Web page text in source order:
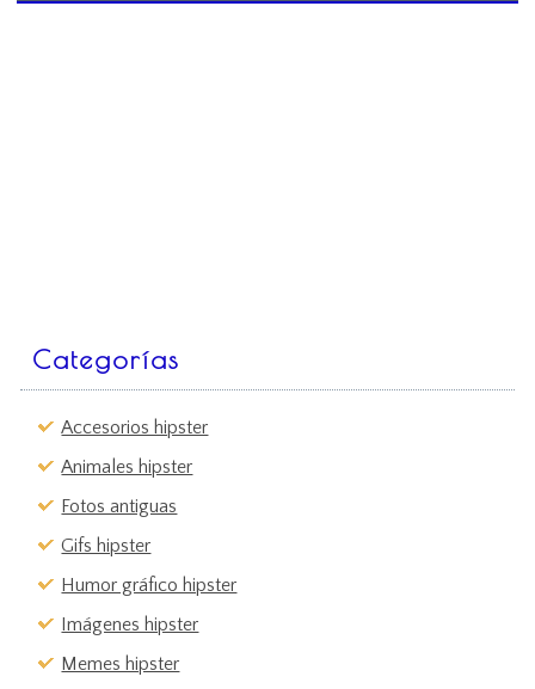
Categorías
Accesorios hipster
Animales hipster
Fotos antiguas
Gifs hipster
Humor gráfico hipster
Imágenes hipster
Memes hipster